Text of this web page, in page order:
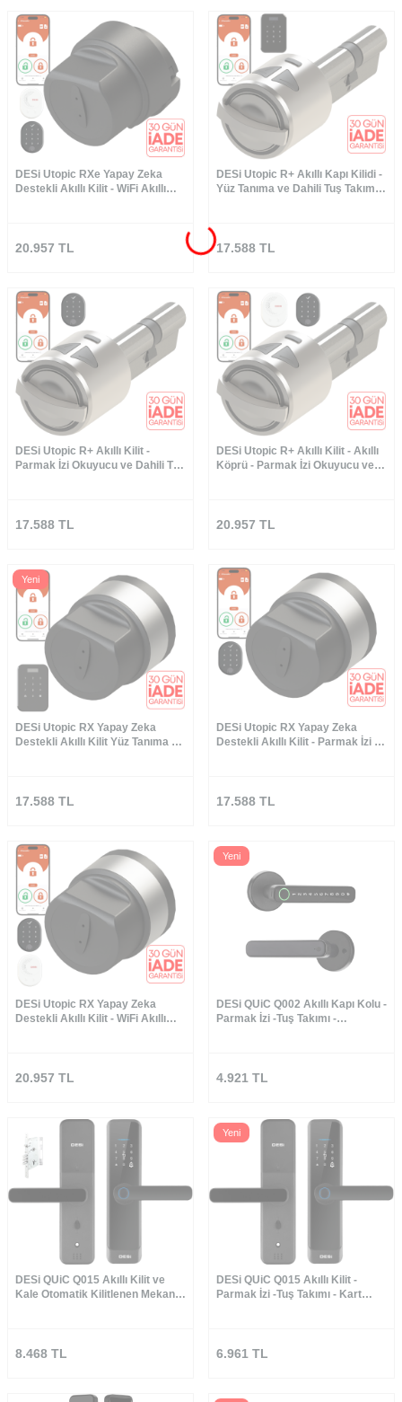
DESi Utopic RXe Yapay Zeka
Destekli Akıllı Kilit - WiFi Akıllı
Assistant ve Alexa)
20.957 TL
DESi Utopic R+ Akıllı Kapı Kilidi -
Yüz Tanıma ve Dahili Tuş Takımlı
17.588 TL
DESi Utopic R+ Akıllı Kilit -
Parmak İzi Okuyucu ve Dahili Tuş
17.588 TL
DESi Utopic R+ Akıllı Kilit - Akıllı
Köprü - Parmak İzi Okuyucu ve
20.957 TL
Yeni
DESi Utopic RX Yapay Zeka
Destekli Akıllı Kilit Yüz Tanıma ve
17.588 TL
DESi Utopic RX Yapay Zeka
Destekli Akıllı Kilit - Parmak İzi ve
17.588 TL
DESi Utopic RX Yapay Zeka
Destekli Akıllı Kilit - WiFi Akıllı
20.957 TL
Yeni
DESi QUiC Q002 Akıllı Kapı Kolu -
Parmak İzi -Tuş Takımı -
4.921 TL
DESi QUiC Q015 Akıllı Kilit ve
Kale Otomatik Kilitlenen Mekanik
8.468 TL
Yeni
DESi QUiC Q015 Akıllı Kilit -
Parmak İzi -Tuş Takımı - Kart
6.961 TL